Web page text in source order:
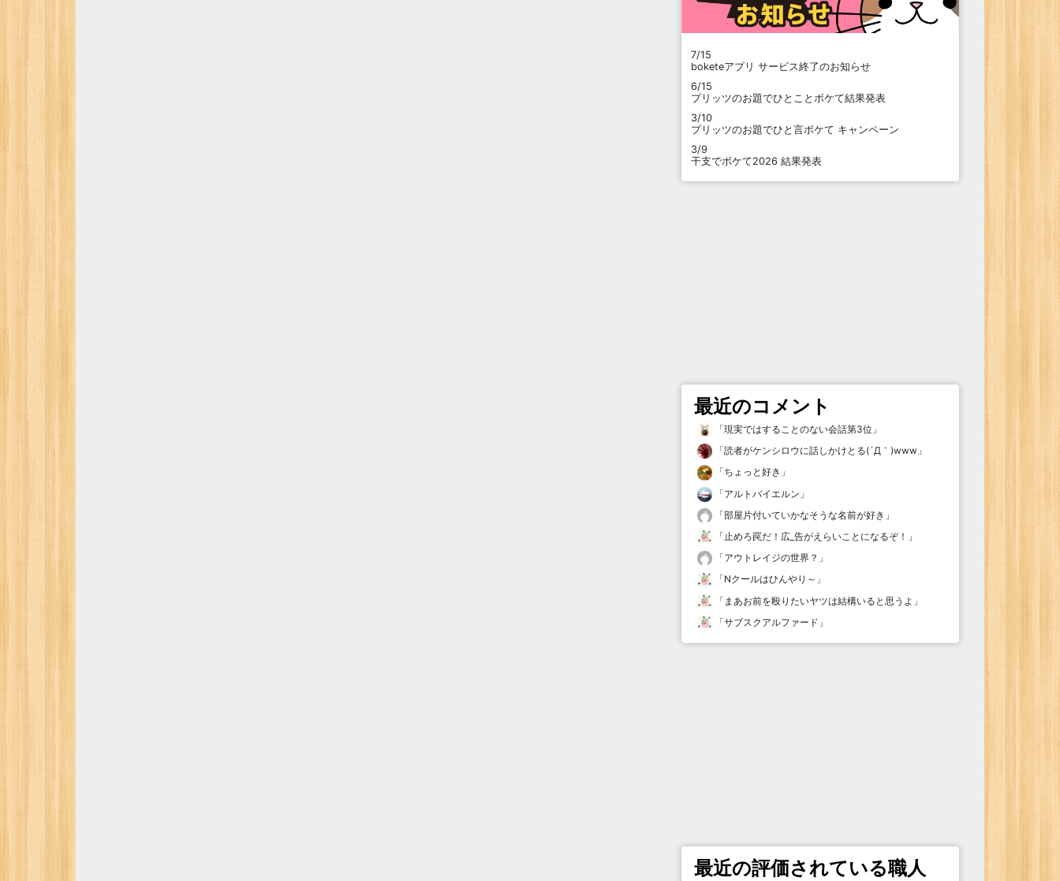
7/15
boketeアプリ サービス終了のお知らせ
6/15
プリッツのお題でひとことボケて結果発表
3/10
プリッツのお題でひと言ボケて キャンペーン
3/9
干支でボケて2026 結果発表
最近のコメント
「現実ではすることのない会話第3位 」
「読者がケンシロウに話しかけとる(´Д｀)www 」
「ちょっと好き 」
「アルトバイエルン 」
「部屋片付いていかなそうな名前が好き 」
「止めろ罠だ！広_告がえらいことになるぞ！ 」
「アウトレイジの世界？ 」
「Nクールはひんやり～ 」
「 まあお前を殴りたいヤツは結構いると思うよ 」
「サブスクアルファード 」
最近の評価されている職人